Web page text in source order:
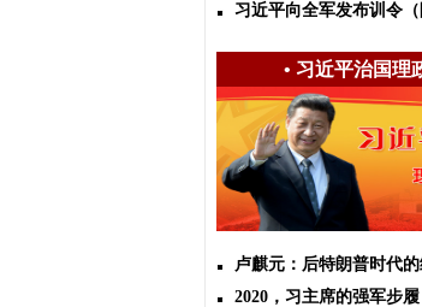
习近平向全军发布训令（
• 习近平治国理
卢麒元：后特朗普时代
2020，习主席的强军步履